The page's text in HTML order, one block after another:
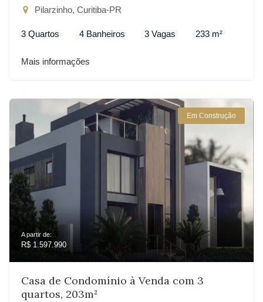
Pilarzinho, Curitiba-PR
3 Quartos 4 Banheiros 3 Vagas 233 m²
Mais informações
Em Construção
A partir de:
R$ 1.597.990
Casa de Condomínio à Venda com 3
quartos, 203m²